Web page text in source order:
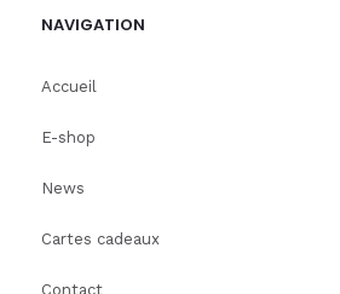
NAVIGATION
Accueil
E-shop
News
Cartes cadeaux
Contact